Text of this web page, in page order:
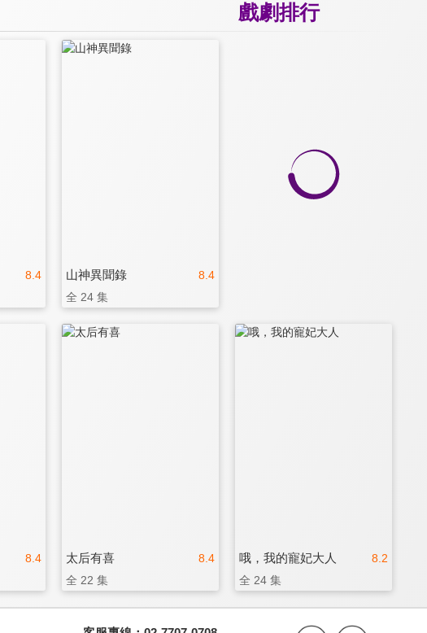
戲劇排行
8.4 8.4
山神異聞錄
全 24 集
8.4 8.4
太后有喜
全 22 集
8.2
哦，我的寵妃大人
全 24 集